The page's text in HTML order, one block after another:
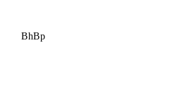
BhBp